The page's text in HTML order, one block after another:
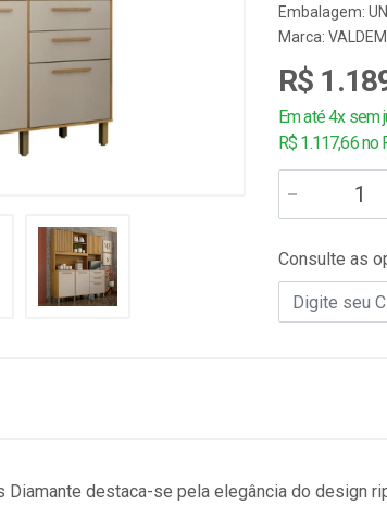
Embalagem:
Marca:
R$
Em até 4x sem
R$ 1.117,66 no
Consulte as
Diamante destaca-se pela elegância do design